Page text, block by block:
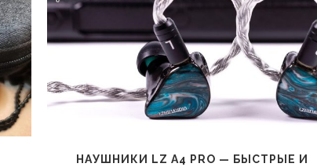
НАУШНИКИ LZ A4 PRO — БЫСТРЫЕ И